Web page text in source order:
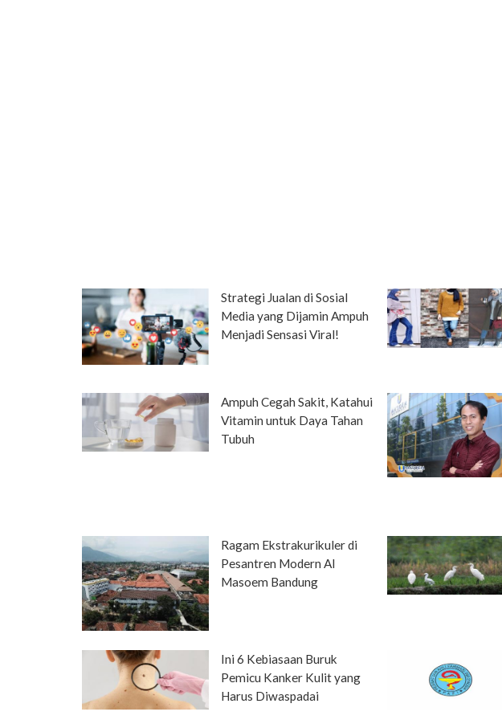
Strategi Jualan di Sosial
Media yang Dijamin Ampuh
Menjadi Sensasi Viral!
Ampuh Cegah Sakit, Katahui
Vitamin untuk Daya Tahan
Tubuh
Ragam Ekstrakurikuler di
Pesantren Modern Al
Masoem Bandung
Ini 6 Kebiasaan Buruk
Pemicu Kanker Kulit yang
Harus Diwaspadai